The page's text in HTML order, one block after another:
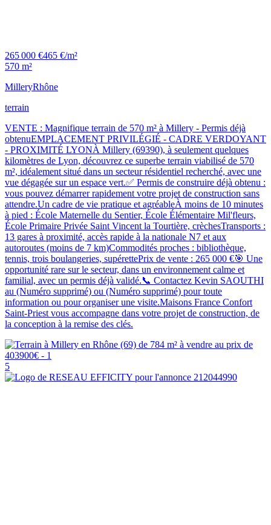
265 000 €465 €/m²
570 m²
MilleryRhône
terrain
VENTE : Magnifique terrain de 570 m² à Millery - Permis déjà
obtenuEMPLACEMENT PRIVILÉGIÉ - CADRE VERDOYANT
- PROXIMITÉ LYONÀ Millery (69390), à seulement quelques
kilomètres de Lyon, découvrez ce superbe terrain viabilisé de 570
m², idéalement situé dans un secteur résidentiel recherché, avec une
vue dégagée sur un espace vert.✅ Permis de construire déjà obtenu :
vous pouvez démarrer rapidement votre projet de construction sans
attendre.Un cadre de vie pratique et agréableÀ moins de 10 minutes
à pied : École Maternelle du Sentier, École Élémentaire Mil'fleurs,
École Primaire Privée Saint Vincent la Tourtière, crèchesTransports :
13 gares à proximité, accès rapide à la nationale N7 et aux
autoroutes (moins de 7 km)Commodités proches : bibliothèque,
tennis, trois boulangeries, supérettePrix de vente : 265 000 €🎯 Une
opportunité rare sur le secteur, dans un environnement calme et
familial, avec un permis déjà validé.📞 Contactez Kevin SAOUTHI
au (Numéro supprimé) ou (Numéro supprimé) pour toute
information ou pour organiser une visite.Maisons France Confort
Saint-Priest vous accompagne dans votre projet de construction, de
la conception à la remise des clés.
5